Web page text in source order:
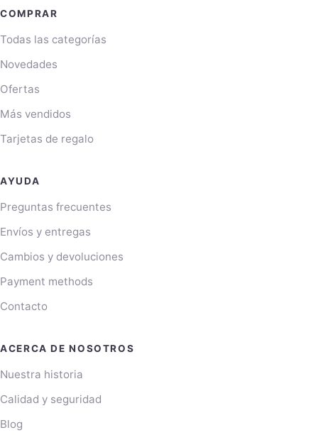
COMPRAR
Todas las categorías
Novedades
Ofertas
Más vendidos
Tarjetas de regalo
AYUDA
Preguntas frecuentes
Envíos y entregas
Cambios y devoluciones
Payment methods
Contacto
ACERCA DE NOSOTROS
Nuestra historia
Calidad y seguridad
Blog